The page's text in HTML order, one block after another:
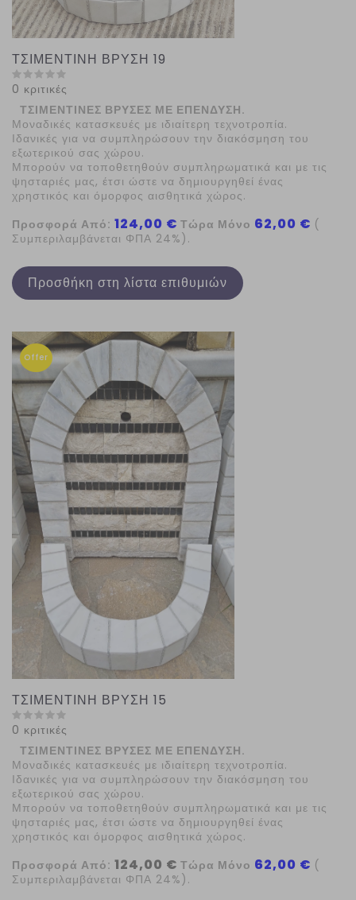
ΤΣΙΜΕΝΤΙΝΗ ΒΡΥΣΗ 19
0 κριτικές
ΤΣΙΜΕΝΤΙΝΕΣ ΒΡΥΣΕΣ ΜΕ ΕΠΕΝΔΥΣΗ.
Μοναδικές κατασκευές με ιδιαίτερη τεχνοτροπία.
Ιδανικές για να συμπληρώσουν την διακόσμηση του
εξωτερικού σας χώρου.
Μπορούν να τοποθετηθούν συμπληρωματικά και με τις
ψησταριές μας, έτσι ώστε να δημιουργηθεί ένας
χρηστικός και όμορφος αισθητικά χώρος.
Προσφορά Από: 124,00 € Τώρα Μόνο 62,00 € (
Συμπεριλαμβάνεται ΦΠΑ 24%).
Προσθήκη στη λίστα επιθυμιών
Offer
ΤΣΙΜΕΝΤΙΝΗ ΒΡΥΣΗ 15
0 κριτικές
ΤΣΙΜΕΝΤΙΝΕΣ ΒΡΥΣΕΣ ΜΕ ΕΠΕΝΔΥΣΗ.
Μοναδικές κατασκευές με ιδιαίτερη τεχνοτροπία.
Ιδανικές για να συμπληρώσουν την διακόσμηση του
εξωτερικού σας χώρου.
Μπορούν να τοποθετηθούν συμπληρωματικά και με τις
ψησταριές μας, έτσι ώστε να δημιουργηθεί ένας
χρηστικός και όμορφος αισθητικά χώρος.
Προσφορά Από: 124,00 € Τώρα Μόνο 62,00 € (
Συμπεριλαμβάνεται ΦΠΑ 24%).